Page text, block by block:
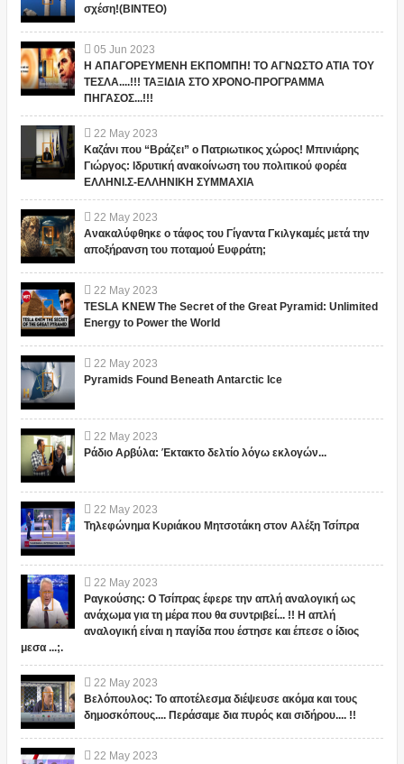
σχέση!(ΒΙΝΤΕΟ)
05 Jun 2023
Η ΑΠΑΓΟΡΕΥΜΕΝΗ ΕΚΠΟΜΠΗ! ΤΟ ΑΓΝΩΣΤΟ ΑΤΙΑ ΤΟΥ
ΤΕΣΛΑ....!!! ΤΑΞΙΔΙΑ ΣΤΟ ΧΡΟΝΟ-ΠΡΟΓΡΑΜΜΑ
ΠΗΓΑΣΟΣ...!!!
22 May 2023
Καζάνι που “Βράζει” ο Πατριωτικος χώρος! Μπινιάρης
Γιώργος: Ιδρυτική ανακοίνωση του πολιτικού φορέα
ΕΛΛΗΝΙ.Σ-ΕΛΛΗΝΙΚΗ ΣΥΜΜΑΧΙΑ
22 May 2023
Ανακαλύφθηκε ο τάφος του Γίγαντα Γκιλγκαμές μετά την
αποξήρανση του ποταμού Ευφράτη;
22 May 2023
TESLA KNEW The Secret of the Great Pyramid: Unlimited
Energy to Power the World
22 May 2023
Pyramids Found Beneath Antarctic Ice
22 May 2023
Ράδιο Αρβύλα: Έκτακτο δελτίο λόγω εκλογών...
22 May 2023
Τηλεφώνημα Κυριάκου Μητσοτάκη στον Αλέξη Τσίπρα
22 May 2023
Ραγκούσης: Ο Τσίπρας έφερε την απλή αναλογική ως
ανάχωμα για τη μέρα που θα συντριβεί... !! Η απλή
αναλογική είναι η παγίδα που έστησε και έπεσε ο ίδιος
μεσα ...;.
22 May 2023
Βελόπουλος: Το αποτέλεσμα διέψευσε ακόμα και τους
δημοσκόπους.... Περάσαμε δια πυρός και σιδήρου.... !!
22 May 2023